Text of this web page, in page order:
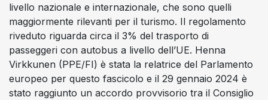
livello nazionale e internazionale, che sono quelli
maggiormente rilevanti per il turismo. Il regolamento
riveduto riguarda circa il 3% del trasporto di
passeggeri con autobus a livello dell’UE. Henna
Virkkunen (PPE/FI) è stata la relatrice del Parlamento
europeo per questo fascicolo e il 29 gennaio 2024 è
stato raggiunto un accordo provvisorio tra il Consiglio